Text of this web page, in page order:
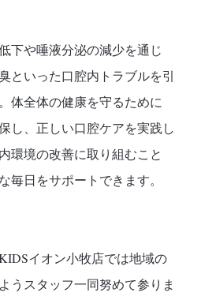
下や唾液分泌の減少を通じ
といった口腔内トラブルを引
体全体の健康を守るために
し、正しい口腔ケアを実践し
環境の改善に取り組むこと
毎日をサポートできます。
イオン小牧店では地域の
うスタッフ一同努めて参りま